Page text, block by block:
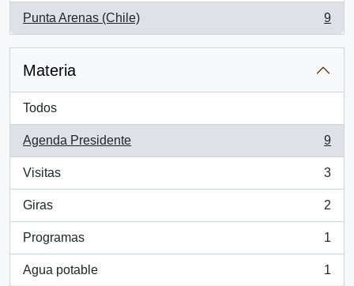
Punta Arenas (Chile)
, 9 resultados
9
Materia
Todos
Agenda Presidente
, 9 resultados
9
Visitas
, 3 resultados
3
Giras
, 2 resultados
2
Programas
, 1 resultados
1
Agua potable
, 1 resultados
1